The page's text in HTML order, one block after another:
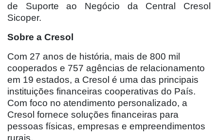
de Suporte ao Negócio da Central Cresol
Sicoper.
Sobre a Cresol
Com 27 anos de história, mais de 800 mil
cooperados e 757 agências de relacionamento
em 19 estados, a Cresol é uma das principais
instituições financeiras cooperativas do País.
Com foco no atendimento personalizado, a
Cresol fornece soluções financeiras para
pessoas físicas, empresas e empreendimentos
rurais.